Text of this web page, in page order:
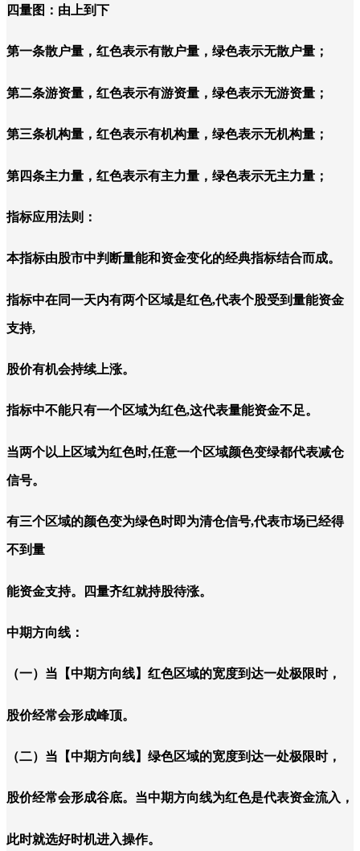
四量图：由上到下
第一条散户量，红色表示有散户量，绿色表示无散户量；
第二条游资量，红色表示有游资量，绿色表示无游资量；
第三条机构量，红色表示有机构量，绿色表示无机构量；
第四条主力量，红色表示有主力量，绿色表示无主力量；
指标应用法则：
本指标由股市中判断量能和资金变化的经典指标结合而成。
指标中在同一天内有两个区域是红色,代表个股受到量能资金
支持,
股价有机会持续上涨。
指标中不能只有一个区域为红色,这代表量能资金不足。
当两个以上区域为红色时,任意一个区域颜色变绿都代表减仓
信号。
有三个区域的颜色变为绿色时即为清仓信号,代表市场已经得
不到量
能资金支持。四量齐红就持股待涨。
中期方向线：
（一）当【中期方向线】红色区域的宽度到达一处极限时，
股价经常会形成峰顶。
（二）当【中期方向线】绿色区域的宽度到达一处极限时，
股价经常会形成谷底。当中期方向线为红色是代表资金流入，
此时就选好时机进入操作。